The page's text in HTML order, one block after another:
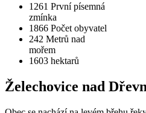
1261 První písemná
zmínka
1866 Počet obyvatel
242 Metrů nad
mořem
1603 hektarů
Želechovice nad